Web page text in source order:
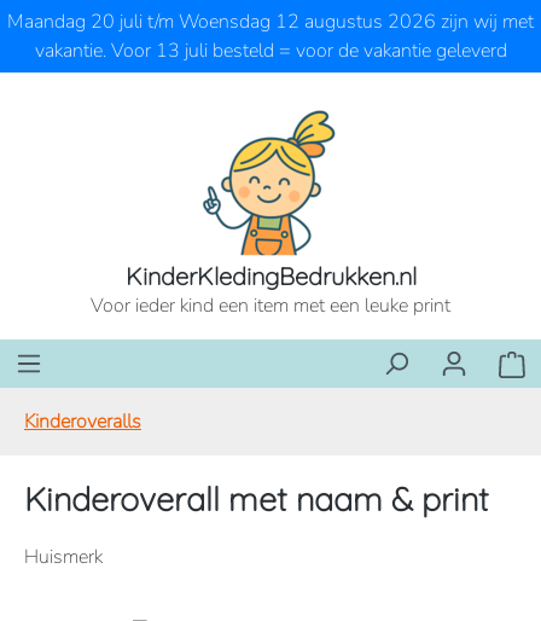
Ga naar de hoofdinhoud
Maandag 20 juli t/m Woensdag 12 augustus 2026 zijn wij met
vakantie. Voor 13 juli besteld = voor de vakantie geleverd
KinderKledingBedrukken.nl
Voor ieder kind een item met een leuke print
Kinderoveralls
Kinderoverall met naam & print
Huismerk